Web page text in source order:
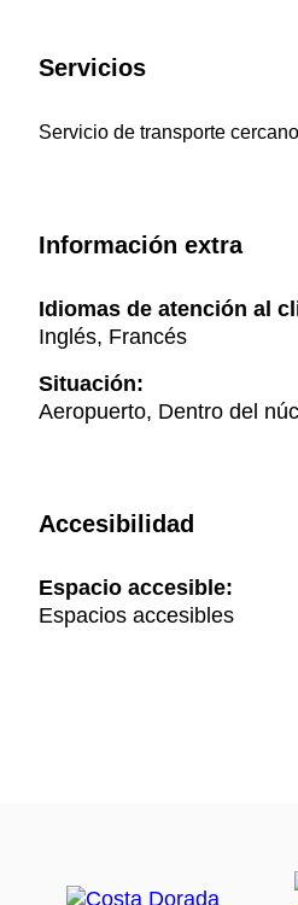
Servicios
Servicio de transporte cercano
Información extra
Idiomas de atención al
Inglés, Francés
Situación:
Aeropuerto, Dentro del
Accesibilidad
Espacio accesible:
Espacios accesibles